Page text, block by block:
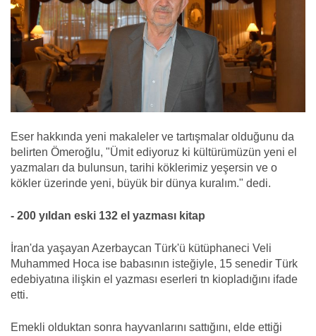
Eser hakkında yeni makaleler ve tartışmalar olduğunu da
belirten Ömeroğlu, "Ümit ediyoruz ki kültürümüzün yeni el
yazmaları da bulunsun, tarihi köklerimiz yeşersin ve o
kökler üzerinde yeni, büyük bir dünya kuralım." dedi.
- 200 yıldan eski 132 el yazması kitap
İran'da yaşayan Azerbaycan Türk'ü kütüphaneci Veli
Muhammed Hoca ise babasının isteğiyle, 15 senedir Türk
edebiyatına ilişkin el yazması eserleri tn kiopladığını ifade
etti.
Emekli olduktan sonra hayvanlarını sattığını, elde ettiği